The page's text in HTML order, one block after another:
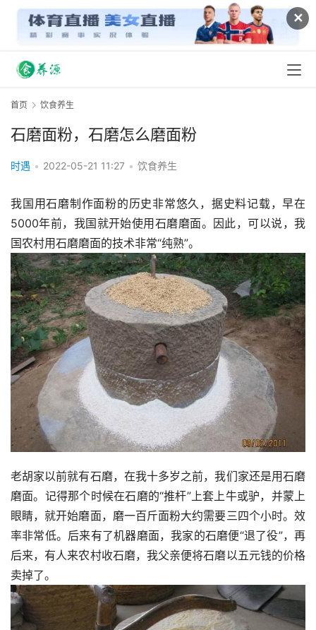
✕
首页 饮食养生
石磨面粉，石磨怎么磨面粉
时遇 • 2022-05-21 11:27 • 饮食养生
我国用石磨制作面粉的历史非常悠久，据史料记载，早在
5000年前，我国就开始使用石磨磨面。因此，可以说，我
国农村用石磨磨面的技术非常“纯熟”。
老胡家以前就有石磨，在我十多岁之前，我们家还是用石磨
磨面。记得那个时候在石磨的“推杆”上套上牛或驴，并蒙上
眼睛，就开始磨面，磨一百斤面粉大约需要三四个小时。效
率非常低。后来有了机器磨面，我家的石磨便“退了役”，再
后来，有人来农村收石磨，我父亲便将石磨以五元钱的价格
卖掉了。